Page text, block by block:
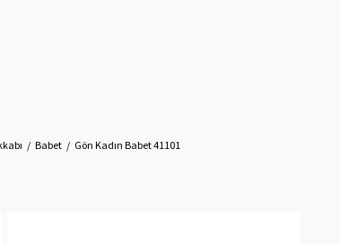
Babet Gön Kadın Babet 41101